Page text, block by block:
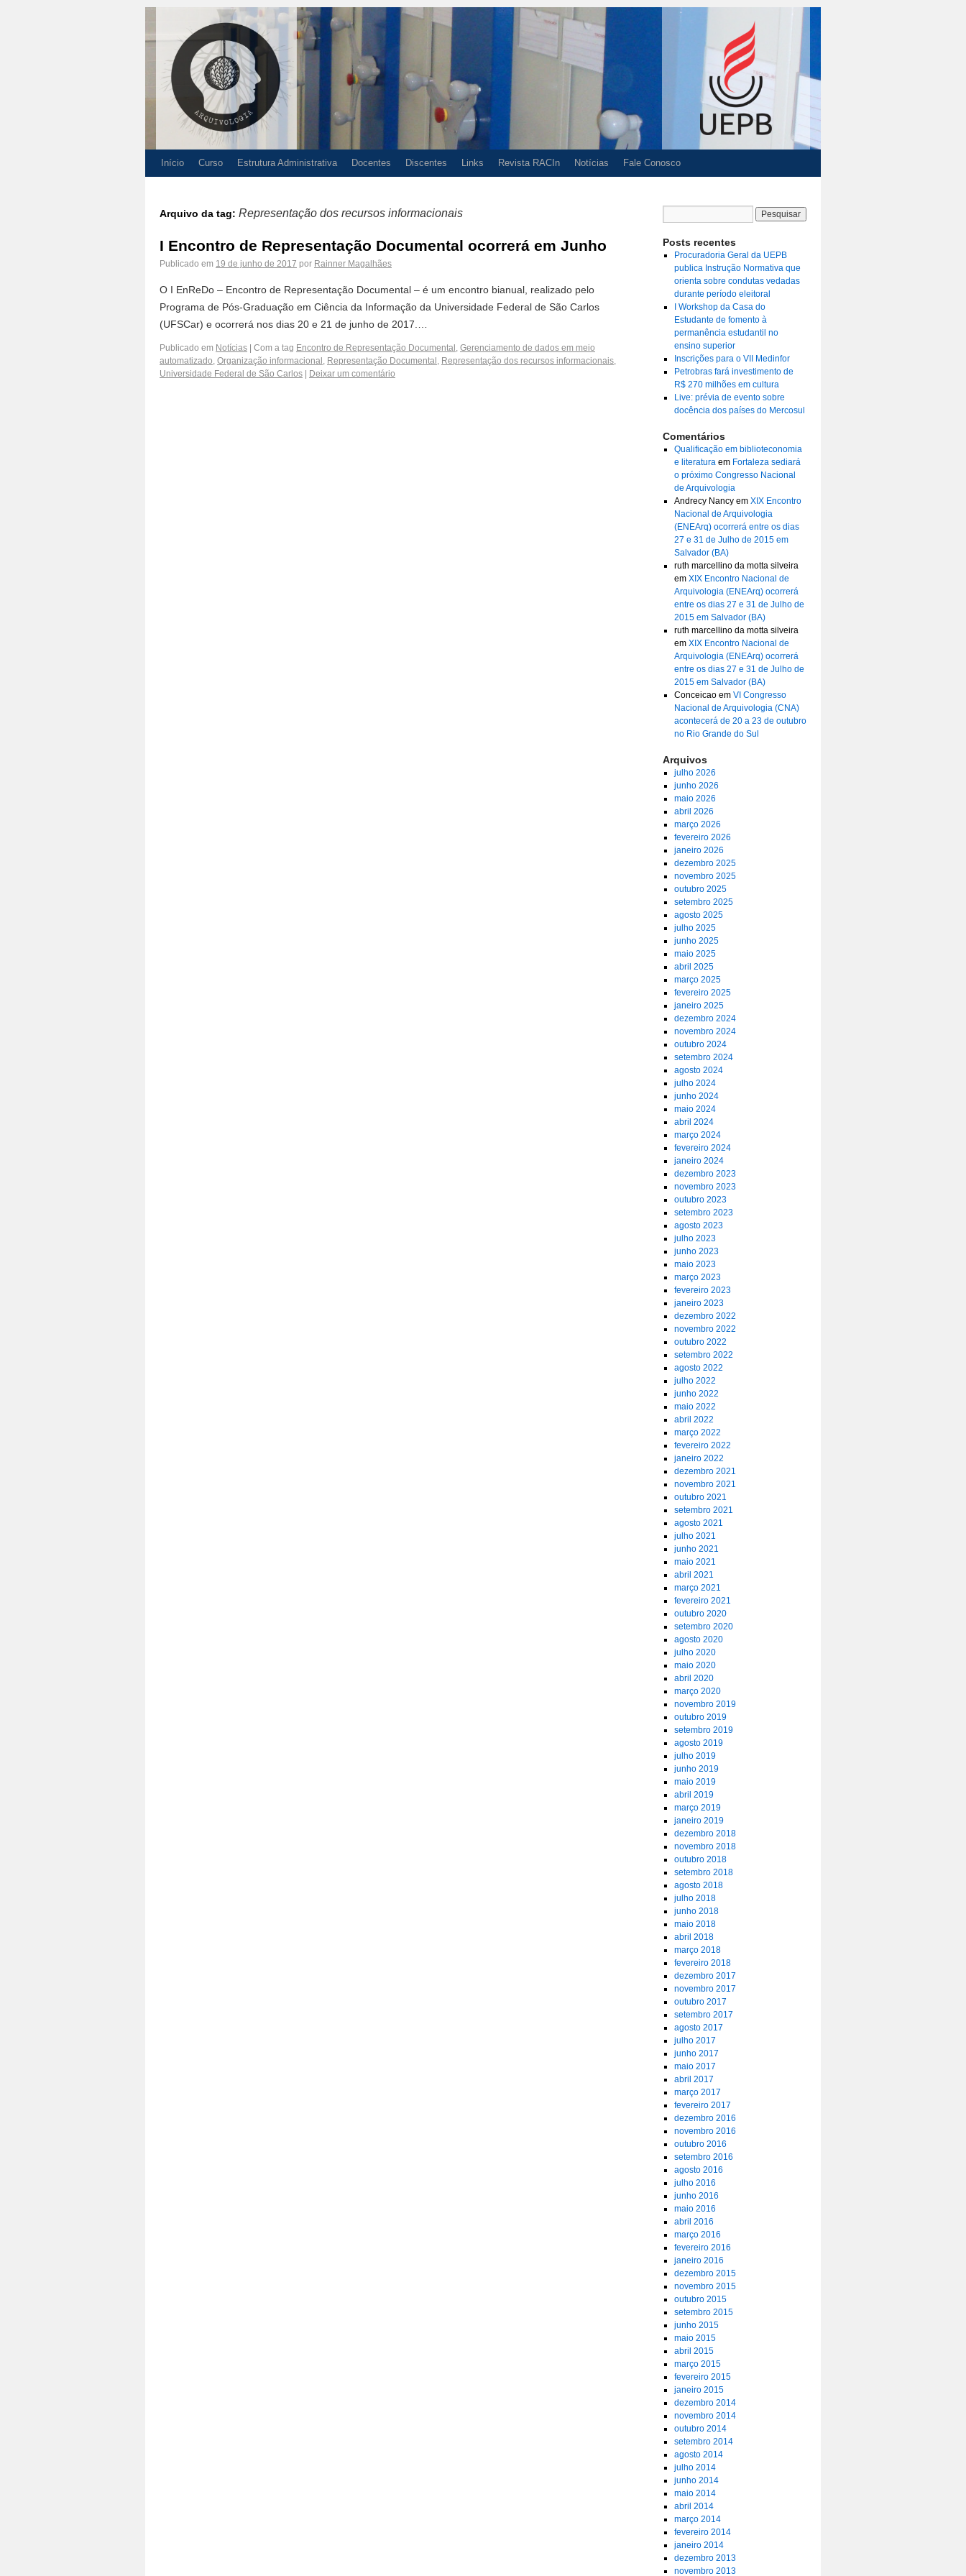
Início Curso Estrutura Administrativa Docentes Discentes Links Revista RACIn Notícias Fale Conosco
Arquivo da tag: Representação dos recursos informacionais
I Encontro de Representação Documental ocorrerá em Junho
Publicado em 19 de junho de 2017 por Rainner Magalhães
O I EnReDo – Encontro de Representação Documental – é um encontro bianual, realizado pelo
Programa de Pós-Graduação em Ciência da Informação da Universidade Federal de São Carlos
(UFSCar) e ocorrerá nos dias 20 e 21 de junho de 2017.…
Publicado em Notícias Com a tag Encontro de Representação Documental , Gerenciamento de dados em meio
automatizado, Organização informacional , Representação Documental , Representação dos recursos informacionais,
Universidade Federal de São Carlos
Deixar um comentário
Posts recentes
Procuradoria Geral da UEPB
publica Instrução Normativa que
orienta sobre condutas vedadas
durante período eleitoral
I Workshop da Casa do
Estudante de fomento à
permanência estudantil no
ensino superior
Inscrições para o VII Medinfor
Petrobras fará investimento de
R$ 270 milhões em cultura
Live: prévia de evento sobre
docência dos países do Mercosul
Comentários
Qualificação em biblioteconomia
e literaturaem Fortaleza sediará
o próximo Congresso Nacional
de Arquivologia
Andrecy Nancyem XIX Encontro
Nacional de Arquivologia
(ENEArq) ocorrerá entre os dias
27 e 31 de Julho de 2015 em
Salvador (BA)
ruth marcellino da motta silveira
em XIX Encontro Nacional de
Arquivologia (ENEArq) ocorrerá
entre os dias 27 e 31 de Julho de
2015 em Salvador (BA)
ruth marcellino da motta silveira
em XIX Encontro Nacional de
Arquivologia (ENEArq) ocorrerá
entre os dias 27 e 31 de Julho de
2015 em Salvador (BA)
Conceicaoem VI Congresso
Nacional de Arquivologia (CNA)
acontecerá de 20 a 23 de outubro
no Rio Grande do Sul
Arquivos
julho 2026
junho 2026
maio 2026
abril 2026
março 2026
fevereiro 2026
janeiro 2026
dezembro 2025
novembro 2025
outubro 2025
setembro 2025
agosto 2025
julho 2025
junho 2025
maio 2025
abril 2025
março 2025
fevereiro 2025
janeiro 2025
dezembro 2024
novembro 2024
outubro 2024
setembro 2024
agosto 2024
julho 2024
junho 2024
maio 2024
abril 2024
março 2024
fevereiro 2024
janeiro 2024
dezembro 2023
novembro 2023
outubro 2023
setembro 2023
agosto 2023
julho 2023
junho 2023
maio 2023
março 2023
fevereiro 2023
janeiro 2023
dezembro 2022
novembro 2022
outubro 2022
setembro 2022
agosto 2022
julho 2022
junho 2022
maio 2022
abril 2022
março 2022
fevereiro 2022
janeiro 2022
dezembro 2021
novembro 2021
outubro 2021
setembro 2021
agosto 2021
julho 2021
junho 2021
maio 2021
abril 2021
março 2021
fevereiro 2021
outubro 2020
setembro 2020
agosto 2020
julho 2020
maio 2020
abril 2020
março 2020
novembro 2019
outubro 2019
setembro 2019
agosto 2019
julho 2019
junho 2019
maio 2019
abril 2019
março 2019
janeiro 2019
dezembro 2018
novembro 2018
outubro 2018
setembro 2018
agosto 2018
julho 2018
junho 2018
maio 2018
abril 2018
março 2018
fevereiro 2018
dezembro 2017
novembro 2017
outubro 2017
setembro 2017
agosto 2017
julho 2017
junho 2017
maio 2017
abril 2017
março 2017
fevereiro 2017
dezembro 2016
novembro 2016
outubro 2016
setembro 2016
agosto 2016
julho 2016
junho 2016
maio 2016
abril 2016
março 2016
fevereiro 2016
janeiro 2016
dezembro 2015
novembro 2015
outubro 2015
setembro 2015
junho 2015
maio 2015
abril 2015
março 2015
fevereiro 2015
janeiro 2015
dezembro 2014
novembro 2014
outubro 2014
setembro 2014
agosto 2014
julho 2014
junho 2014
maio 2014
abril 2014
março 2014
fevereiro 2014
janeiro 2014
dezembro 2013
novembro 2013